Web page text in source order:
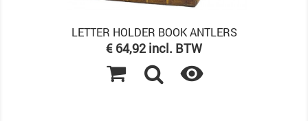
LETTER HOLDER BOOK ANTLERS
Prijs
€ 64,92 incl. BTW
